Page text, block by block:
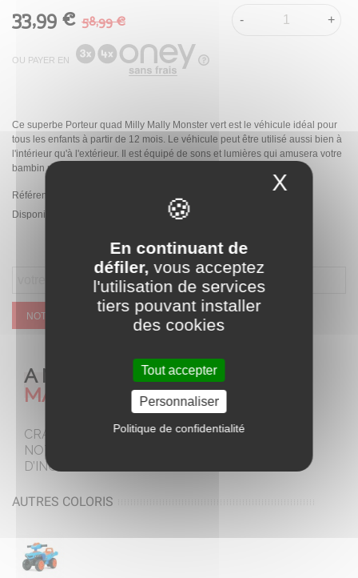
33,99 € 58,99 €
OU PAYER EN
- +
Ce superbe Porteur quad Milly Mally Monster vert est le véhicule idéal pour
tous les enfants à partir de 12 mois. Le véhicule peut être utilisé aussi bien à
l'intérieur qu'à l'extérieur. Il est équipé de sons et lumières qui amusera votre
bambin pendant la conduite.
Référence:
Disponibilité :
Rupture de stock temporaire
NOTIFIEZ MOI QUAND CE SERA DISPONIBLE
A NE PAS
MANQUER
CRAQUEZ POUR
NOTRE SELECTION
D’INCONTOURNABLES
AUTRES COLORIS
En continuant de
défiler, vous acceptez
l'utilisation de services
tiers pouvant installer
des cookies
Tout accepter
Personnaliser
Politique de confidentialité
X